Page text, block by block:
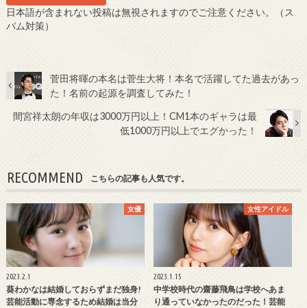
日本語が含まれない投稿は無視されますのでご注意ください。（ス
パム対策）
菅田将暉の本名は菅生大将！本名で活躍してた過去があっ
た！名前の起源を調査してみた！
間宮祥太朗の年収は3000万円以上！CM1本のギャラは最
低1000万円以上でエグかった！
RECOMMEND こちらの記事も人気です。
女優
2023.2.1
葵わかなは結婚しておらずまだ独身!
芸能活動に専念するため結婚は当分
女性アイドル
2023.1.15
中学校時代の齋藤飛鳥は学校へあま
り通っていなかったのだった！芸能